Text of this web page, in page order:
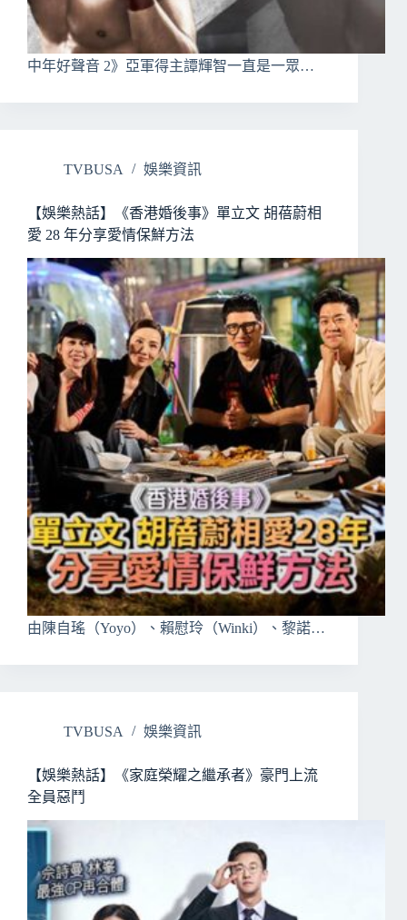
中年好聲音 2》亞軍得主譚輝智一直是一眾…
TVBUSA 娛樂資訊
【娛樂熱話】《香港婚後事》單立文 胡蓓蔚相
愛 28 年分享愛情保鮮方法
由陳自瑤（Yoyo）、賴慰玲（Winki）、黎諾…
TVBUSA 娛樂資訊
【娛樂熱話】《家庭榮耀之繼承者》豪門上流
全員惡鬥